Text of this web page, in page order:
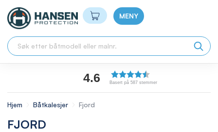
Min handlekurv
MENY
4.6 Basert på 587 stemmer
Hjem Båtkalesjer Fjord
FJORD